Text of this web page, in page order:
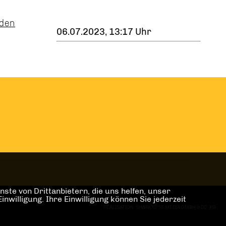
06.07.2023, 13:17 Uhr
von Drittanbietern, die uns helfen, unser
Ihre Einwilligung können Sie jederzeit